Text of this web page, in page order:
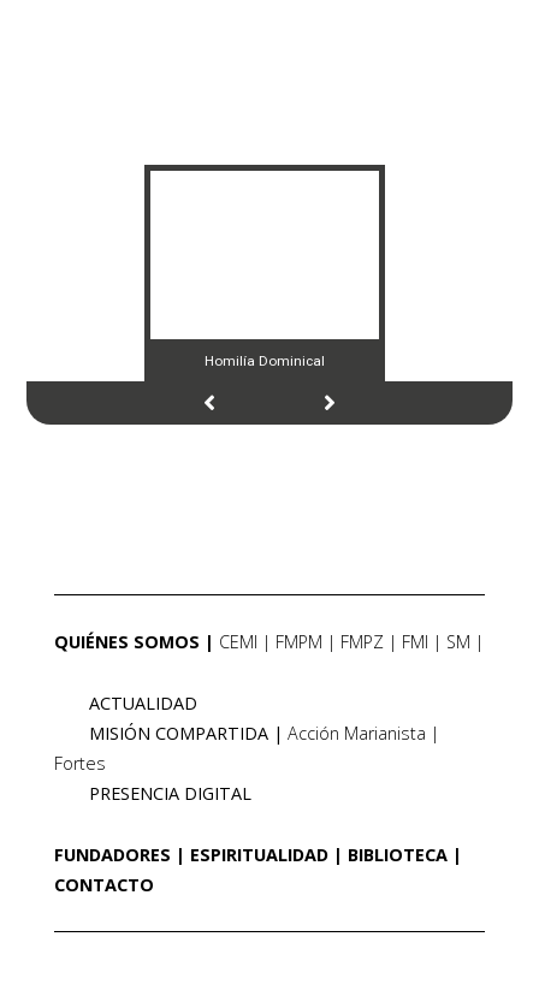
Homilía Dominical
QUIÉNES SOMOS CEMI FMPM FMPZ FMI SM
ACTUALIDAD
MISIÓN COMPARTIDA
Acción Marianista
Fortes
PRESENCIA DIGITAL
FUNDADORES ESPIRITUALIDAD
BIBLIOTECA
CONTACTO